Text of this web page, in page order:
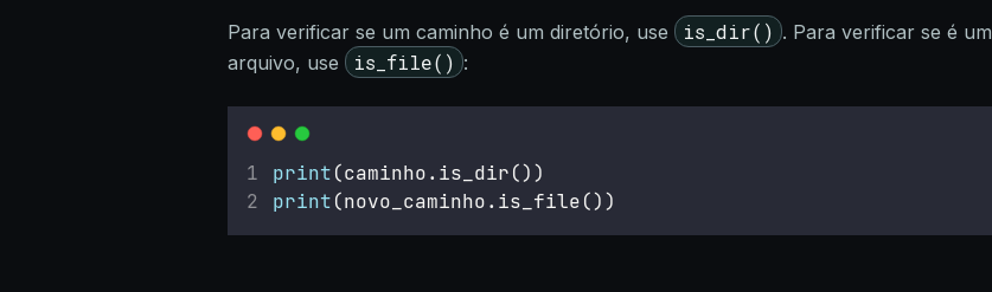
Para verificar se um caminho é um diretório, use is_dir() . Para verificar se é um
arquivo, use
is_file() :
print(caminho.is_dir())
print(novo_caminho.is_file())